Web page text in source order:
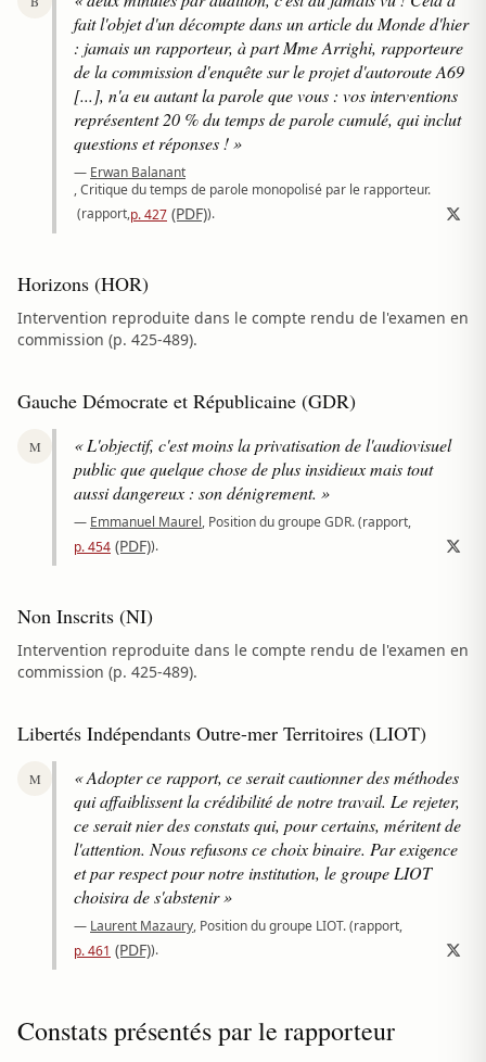
fait l'objet d'un décompte dans un article du Monde d'hier
: jamais un rapporteur, à part Mme Arrighi, rapporteure
de la commission d'enquête sur le projet d'autoroute A69
[...], n'a eu autant la parole que vous : vos interventions
représentent 20 % du temps de parole cumulé, qui inclut
questions et réponses ! »
— Erwan Balanant
, Critique du temps de parole monopolisé par le rapporteur.
(rapport,p. 427 (PDF)).
Horizons (HOR)
Intervention reproduite dans le compte rendu de l'examen en
commission (p. 425-489).
Gauche Démocrate et Républicaine (GDR)
M
« L'objectif, c'est moins la privatisation de l'audiovisuel
public que quelque chose de plus insidieux mais tout
aussi dangereux : son dénigrement. »
— Emmanuel Maurel, Position du groupe GDR.(rapport,
p. 454 (PDF)).
Non Inscrits (NI)
Intervention reproduite dans le compte rendu de l'examen en
commission (p. 425-489).
Libertés Indépendants Outre-mer Territoires (LIOT)
M
« Adopter ce rapport, ce serait cautionner des méthodes
qui affaiblissent la crédibilité de notre travail. Le rejeter,
ce serait nier des constats qui, pour certains, méritent de
l'attention. Nous refusons ce choix binaire. Par exigence
et par respect pour notre institution, le groupe LIOT
choisira de s'abstenir »
— Laurent Mazaury, Position du groupe LIOT.(rapport,
p. 461 (PDF)).
Constats présentés par le rapporteur